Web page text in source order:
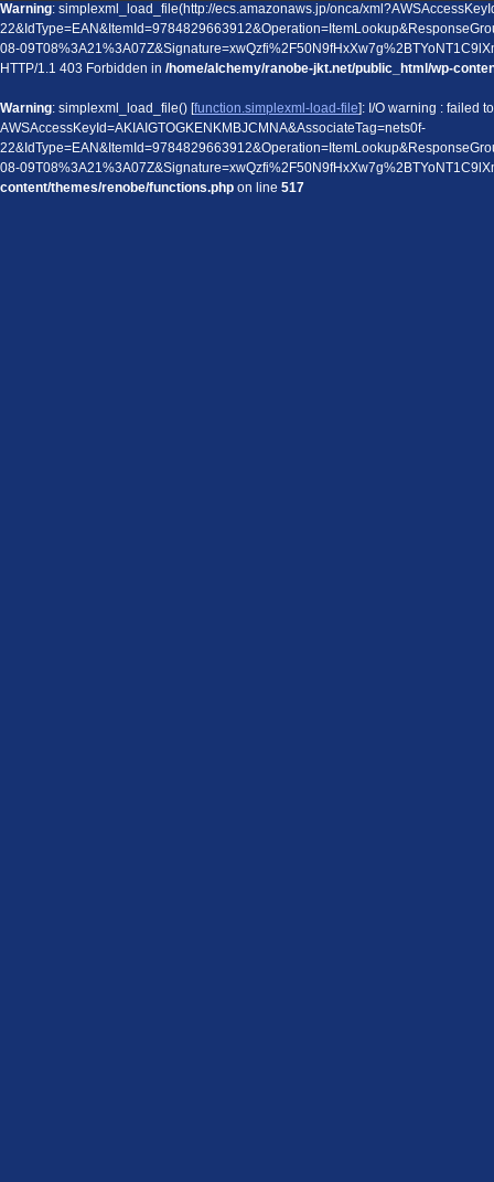
Warning: simplexml_load_file(http://ecs.amazonaws.jp/onca/
08-
HTTP/1.1 403 Forbidden in /home/alchemy/ranobe-jkt.net/public_html/wp-
Warning: simplexml_load_file() [function.simplexml-load-file]: I/O warning : failed
AWSAccessKeyId=AKIAIGTOGKENKMBJCMNA&AssociateTag=nets0f-
08-
content/themes/renobe/functions.php on line 517